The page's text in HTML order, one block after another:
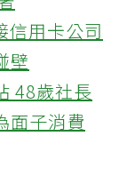
信用卡公司
壁
48歲社長
面子消費